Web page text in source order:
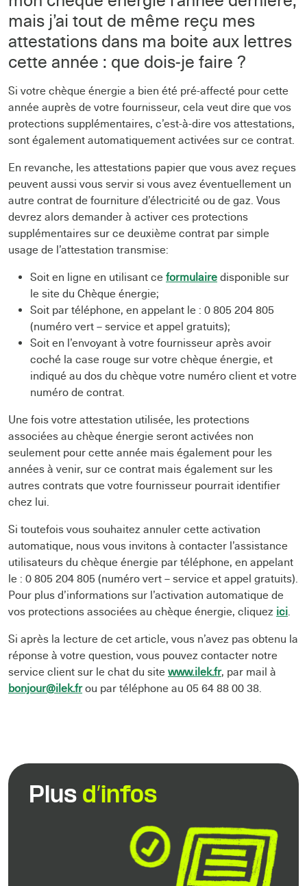
mais j’ai tout de même reçu mes
attestations dans ma boite aux lettres
cette année : que dois-je faire ?
Si votre chèque énergie a bien été pré-affecté pour cette
année auprès de votre fournisseur, cela veut dire que vos
protections supplémentaires, c’est-à-dire vos attestations,
sont également automatiquement activées sur ce contrat.
En revanche, les attestations papier que vous avez reçues
peuvent aussi vous servir si vous avez éventuellement un
autre contrat de fourniture d’électricité ou de gaz. Vous
devrez alors demander à activer ces protections
supplémentaires sur ce deuxième contrat par simple
usage de l’attestation transmise:
Soit en ligne en utilisant ce formulaire disponible sur
le site du Chèque énergie;
Soit par téléphone, en appelant le : 0 805 204 805
(numéro vert – service et appel gratuits);
Soit en l’envoyant à votre fournisseur après avoir
coché la case rouge sur votre chèque énergie, et
indiqué au dos du chèque votre numéro client et votre
numéro de contrat.
Une fois votre attestation utilisée, les protections
associées au chèque énergie seront activées non
seulement pour cette année mais également pour les
années à venir, sur ce contrat mais également sur les
autres contrats que votre fournisseur pourrait identifier
chez lui.
Si toutefois vous souhaitez annuler cette activation
automatique, nous vous invitons à contacter l’assistance
utilisateurs du chèque énergie par téléphone, en appelant
le : 0 805 204 805 (numéro vert – service et appel gratuits).
Pour plus d’informations sur l’activation automatique de
vos protections associées au chèque énergie, cliquez ici.
Si après la lecture de cet article, vous n’avez pas obtenu la
réponse à votre question, vous pouvez contacter notre
service client sur le chat du site www.ilek.fr, par mail à
bonjour@ilek.frou par téléphone au 05 64 88 00 38.
Plus d’infos